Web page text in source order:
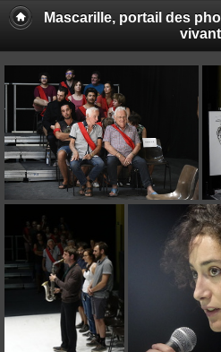
Mascarille, portail des
vivant